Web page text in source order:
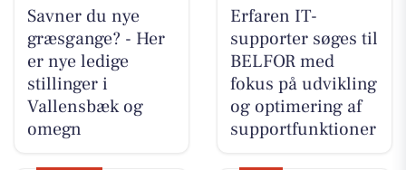
Savner du nye
græsgange? - Her
er nye ledige
stillinger i
Vallensbæk og
omegn
Erfaren IT-
supporter søges til
BELFOR med
fokus på udvikling
og optimering af
supportfunktioner